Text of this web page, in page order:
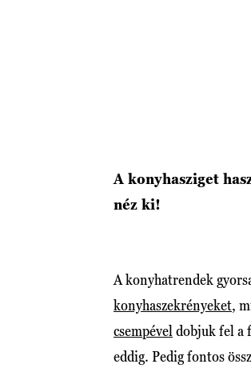
A konyhasziget
néz ki!
A konyhatrendek
konyhaszekrényeket,
csempével dobjuk fel a
eddig. Pedig fontos